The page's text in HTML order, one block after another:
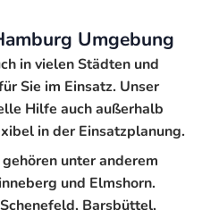
Umgebung
in vielen Städten und
Sie im Einsatz. Unser
Hilfe auch außerhalb
in der Einsatzplanung.
unter anderem
und Elmshorn.
Barsbüttel,